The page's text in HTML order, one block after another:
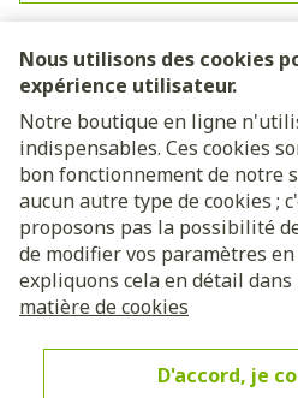
Nous utilisons des cookies
expérience utilisateur.
Notre boutique en ligne
indispensables. Ces cookies
bon fonctionnement de notre
aucun autre type de cookies ;
proposons pas la possibilité
de modifier vos paramètres
expliquons cela en détail
matière de cookies
D'accord, je
En cliquant sur s'abonner, vous
newsletter et acceptez notre
Liens légaux